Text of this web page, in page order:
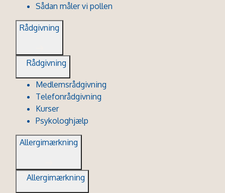
Sådan måler vi pollen
Rådgivning
Rådgivning
Medlemsrådgivning
Telefonrådgivning
Kurser
Psykologhjælp
Allergimærkning
Allergimærkning